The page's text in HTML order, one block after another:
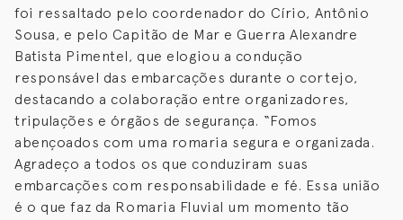
foi ressaltado pelo coordenador do Círio, Antônio
Sousa, e pelo Capitão de Mar e Guerra Alexandre
Batista Pimentel, que elogiou a condução
responsável das embarcações durante o cortejo,
destacando a colaboração entre organizadores,
tripulações e órgãos de segurança. “Fomos
abençoados com uma romaria segura e organizada.
Agradeço a todos os que conduziram suas
embarcações com responsabilidade e fé. Essa união
é o que faz da Romaria Fluvial um momento tão